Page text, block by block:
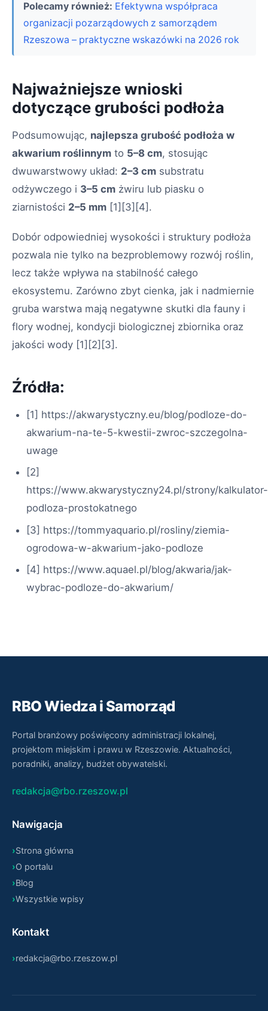
Polecamy również: Efektywna współpraca
organizacji pozarządowych z samorządem
Rzeszowa – praktyczne wskazówki na 2026 rok
Najważniejsze wnioski
dotyczące grubości podłoża
Podsumowując, najlepsza grubość podłoża w
akwarium roślinnym to 5–8 cm, stosując
dwuwarstwowy układ: 2–3 cm substratu
odżywczego i 3–5 cm żwiru lub piasku o
ziarnistości 2–5 mm [1][3][4] .
Dobór odpowiedniej wysokości i struktury podłoża
pozwala nie tylko na bezproblemowy rozwój roślin,
lecz także wpływa na stabilność całego
ekosystemu. Zarówno zbyt cienka, jak i nadmiernie
gruba warstwa mają negatywne skutki dla fauny i
flory wodnej, kondycji biologicznej zbiornika oraz
jakości wody [1][2][3] .
Źródła:
[1] https://akwarystyczny.eu/blog/podloze-do-
akwarium-na-te-5-kwestii-zwroc-szczegolna-
uwage
[2]
https://www.akwarystyczny24.pl/strony/kalkulator-
podloza-prostokatnego
[3] https://tommyaquario.pl/rosliny/ziemia-
ogrodowa-w-akwarium-jako-podloze
[4] https://www.aquael.pl/blog/akwaria/jak-
wybrac-podloze-do-akwarium/
RBO Wiedza i Samorząd
Portal branżowy poświęcony administracji lokalnej,
projektom miejskim i prawu w Rzeszowie. Aktualności,
poradniki, analizy, budżet obywatelski.
redakcja@rbo.rzeszow.pl
Nawigacja
Strona główna
O portalu
Blog
Wszystkie wpisy
Kontakt
redakcja@rbo.rzeszow.pl